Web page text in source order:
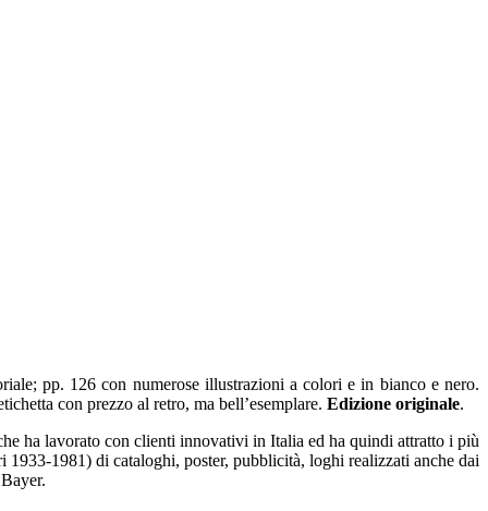
pp. 126 con numerose illustrazioni a colori e in bianco e nero.
con prezzo al retro, ma bell’esemplare. Edizione originale.
ha lavorato con clienti innovativi in Italia ed ha quindi attratto i più
1981) di cataloghi, poster, pubblicità, loghi realizzati anche dai